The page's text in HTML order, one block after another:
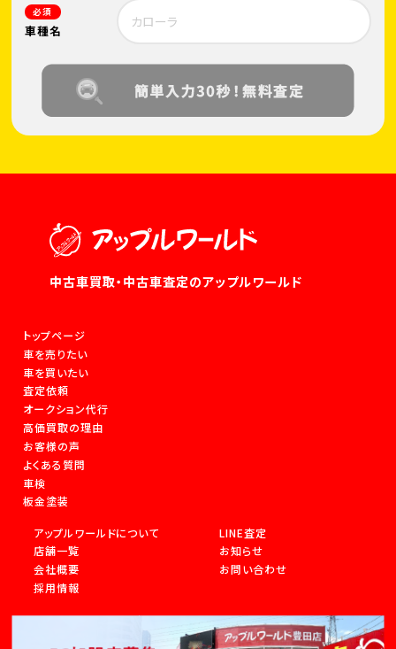
必須
車種名
中古車買取・中古車査定のアップルワールド
トップページ
車を売りたい
車を買いたい
査定依頼
オークション代行
高価買取の理由
お客様の声
よくある質問
車検
板金塗装
アップルワールドについて
店舗一覧
会社概要
採用情報
LINE査定
お知らせ
お問い合わせ